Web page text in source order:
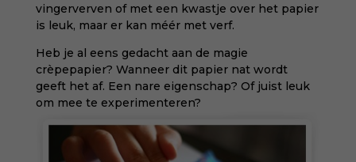
vingerverven of met een kwastje over het papier
is leuk, maar er kan méér met verf.
Heb je al eens gedacht aan de magie
crèpepapier? Wanneer dit papier nat wordt
geeft het af. Een nare eigenschap? Of juist leuk
om mee te experimenteren?